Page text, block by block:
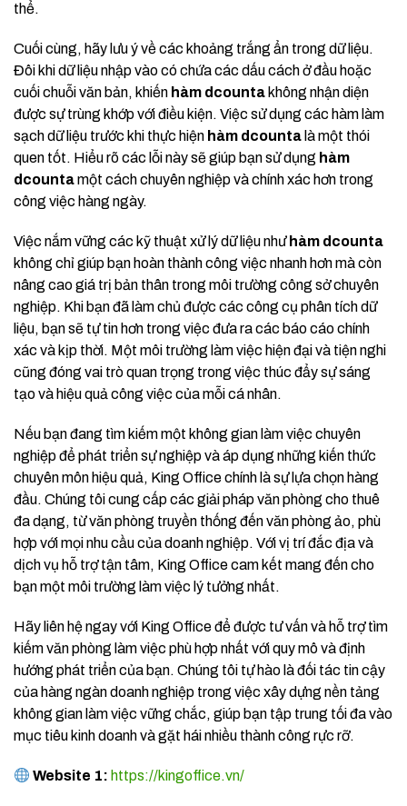
thể.
Cuối cùng, hãy lưu ý về các khoảng trắng ẩn trong dữ liệu.
Đôi khi dữ liệu nhập vào có chứa các dấu cách ở đầu hoặc
cuối chuỗi văn bản, khiến hàm dcounta không nhận diện
được sự trùng khớp với điều kiện. Việc sử dụng các hàm làm
sạch dữ liệu trước khi thực hiện hàm dcounta là một thói
quen tốt. Hiểu rõ các lỗi này sẽ giúp bạn sử dụng hàm
dcountamột cách chuyên nghiệp và chính xác hơn trong
công việc hàng ngày.
Việc nắm vững các kỹ thuật xử lý dữ liệu như hàm dcounta
không chỉ giúp bạn hoàn thành công việc nhanh hơn mà còn
nâng cao giá trị bản thân trong môi trường công sở chuyên
nghiệp. Khi bạn đã làm chủ được các công cụ phân tích dữ
liệu, bạn sẽ tự tin hơn trong việc đưa ra các báo cáo chính
xác và kịp thời. Một môi trường làm việc hiện đại và tiện nghi
cũng đóng vai trò quan trọng trong việc thúc đẩy sự sáng
tạo và hiệu quả công việc của mỗi cá nhân.
Nếu bạn đang tìm kiếm một không gian làm việc chuyên
nghiệp để phát triển sự nghiệp và áp dụng những kiến thức
chuyên môn hiệu quả, King Office chính là sự lựa chọn hàng
đầu. Chúng tôi cung cấp các giải pháp văn phòng cho thuê
đa dạng, từ văn phòng truyền thống đến văn phòng ảo, phù
hợp với mọi nhu cầu của doanh nghiệp. Với vị trí đắc địa và
dịch vụ hỗ trợ tận tâm, King Office cam kết mang đến cho
bạn một môi trường làm việc lý tưởng nhất.
Hãy liên hệ ngay với King Office để được tư vấn và hỗ trợ tìm
kiếm văn phòng làm việc phù hợp nhất với quy mô và định
hướng phát triển của bạn. Chúng tôi tự hào là đối tác tin cậy
của hàng ngàn doanh nghiệp trong việc xây dựng nền tảng
không gian làm việc vững chắc, giúp bạn tập trung tối đa vào
mục tiêu kinh doanh và gặt hái nhiều thành công rực rỡ.
Website 1: https://kingoffice.vn/